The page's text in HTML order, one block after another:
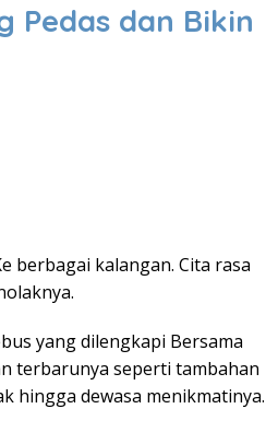
Pedas dan Bikin
berbagai kalangan. Cita rasa
yang dilengkapi Bersama
terbarunya seperti tambahan
hingga dewasa menikmatinya.